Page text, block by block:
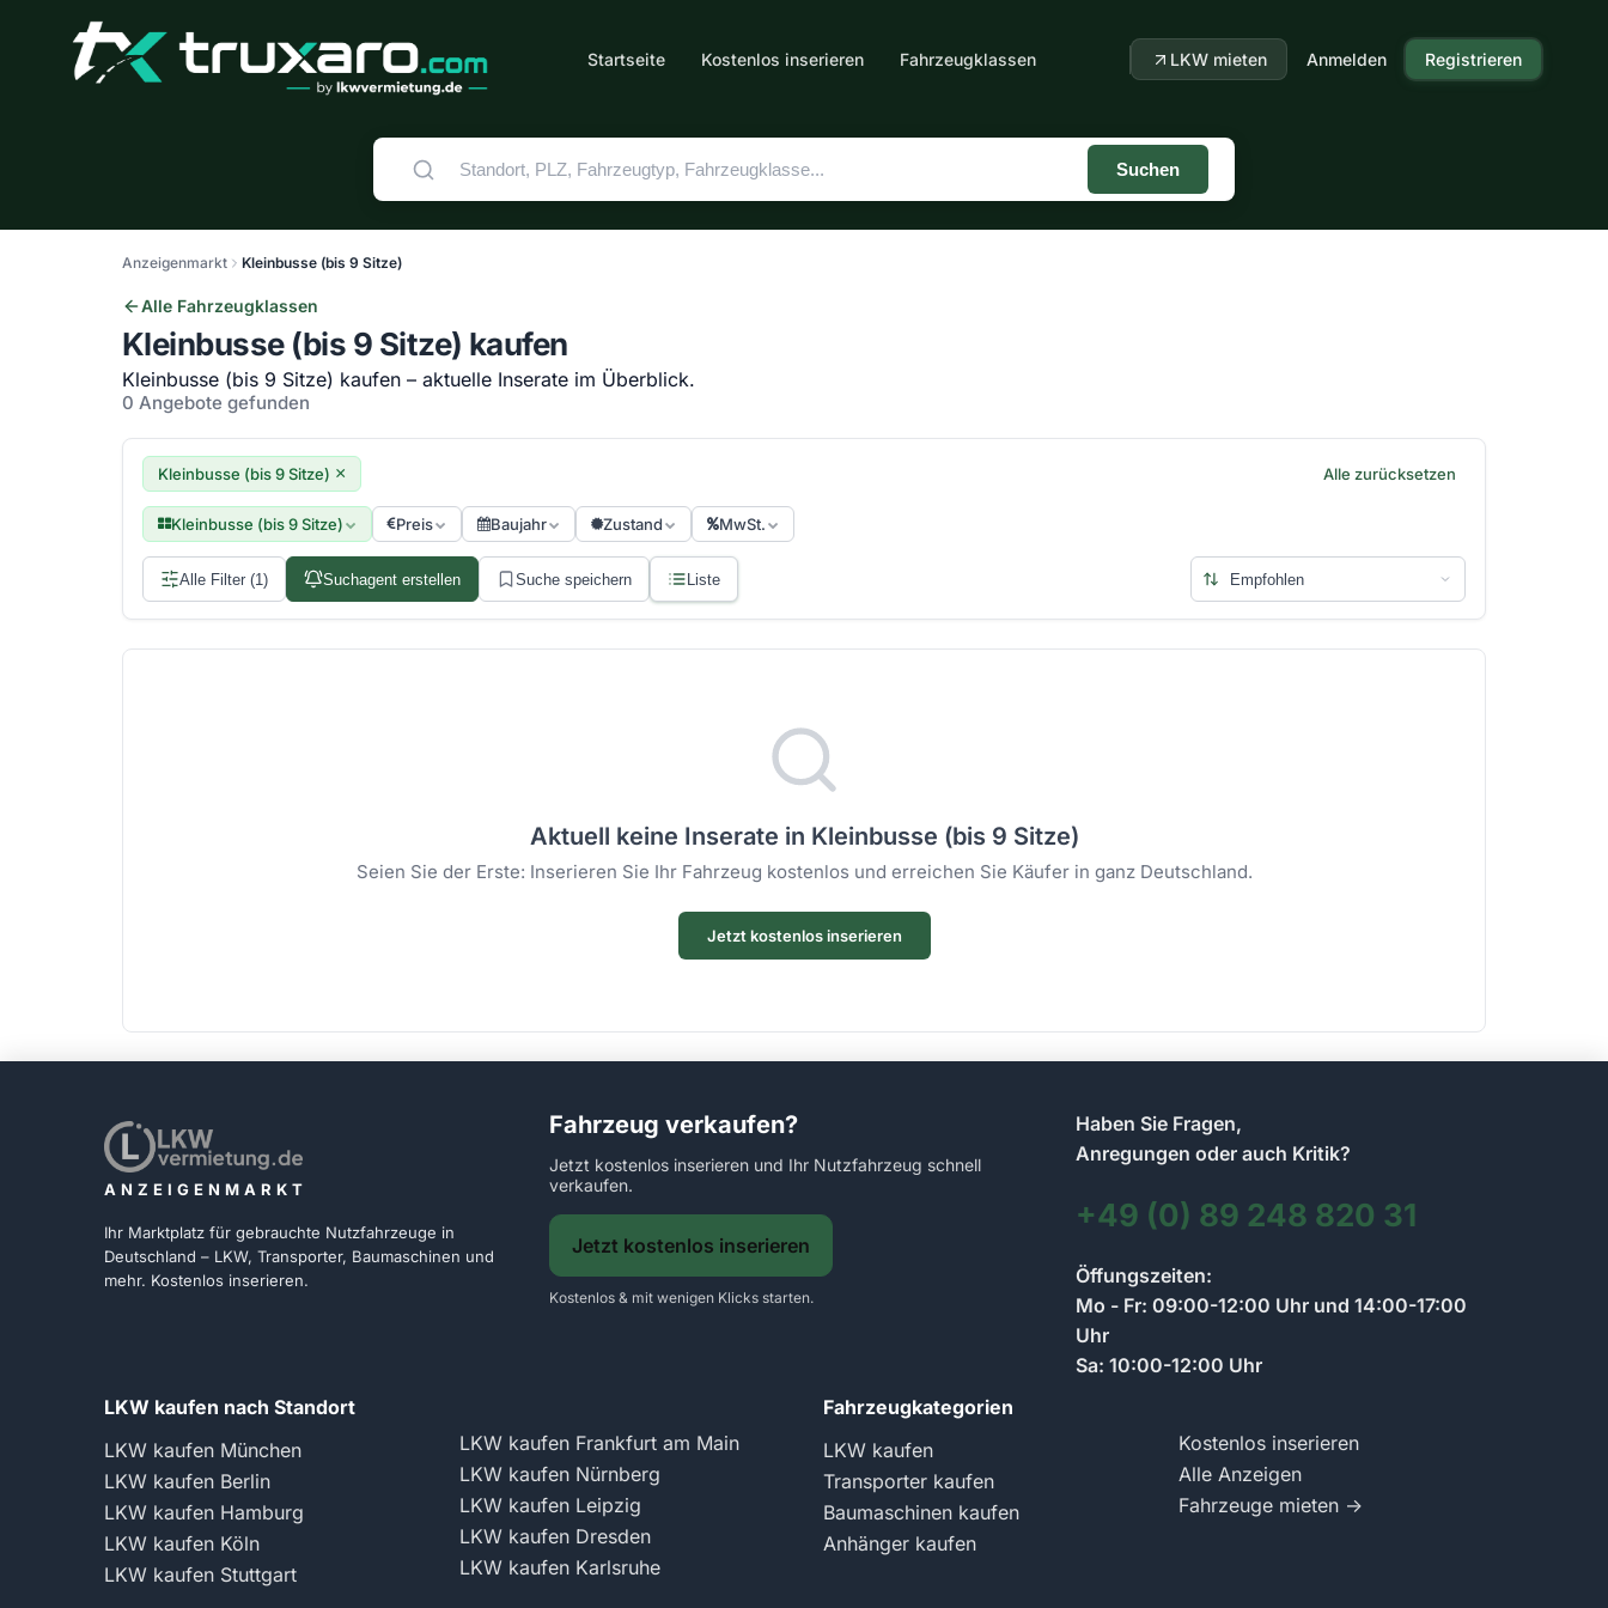
Startseite Kostenlos inserieren Fahrzeugklassen LKW mieten Anmelden Registrieren
Suchen
Anzeigenmarkt Kleinbusse (bis 9 Sitze)
Alle Fahrzeugklassen
Kleinbusse (bis 9 Sitze) kaufen
Kleinbusse (bis 9 Sitze) kaufen – aktuelle Inserate im Überblick.
0 Angebote gefunden
Kleinbusse (bis 9 Sitze) × Alle zurücksetzen
Kleinbusse (bis 9 Sitze) Preis Baujahr Zustand MwSt.
Alle Filter (1) Suchagent erstellen Suche speichern Liste
Aktuell keine Inserate in Kleinbusse (bis 9 Sitze)
Seien Sie der Erste: Inserieren Sie Ihr Fahrzeug kostenlos und erreichen Sie Käufer in ganz Deutschland.
Jetzt kostenlos inserieren
ANZEIGENMARKT
Ihr Marktplatz für gebrauchte Nutzfahrzeuge in
Deutschland – LKW, Transporter, Baumaschinen und
mehr. Kostenlos inserieren.
Fahrzeug verkaufen?
Jetzt kostenlos inserieren und Ihr Nutzfahrzeug schnell
verkaufen.
Jetzt kostenlos inserieren
Kostenlos & mit wenigen Klicks starten.
Haben Sie Fragen,
Anregungen oder auch Kritik?
+49 (0) 89 248 820 31
Öffungszeiten:
Mo - Fr: 09:00-12:00 Uhr und 14:00-17:00
Uhr
Sa: 10:00-12:00 Uhr
LKW kaufen nach Standort
LKW kaufen München
LKW kaufen Berlin
LKW kaufen Hamburg
LKW kaufen Köln
LKW kaufen Stuttgart
LKW kaufen Frankfurt am Main
LKW kaufen Nürnberg
LKW kaufen Leipzig
LKW kaufen Dresden
LKW kaufen Karlsruhe
Fahrzeugkategorien
LKW kaufen
Transporter kaufen
Baumaschinen kaufen
Anhänger kaufen
Kostenlos inserieren
Alle Anzeigen
Fahrzeuge mieten →
Kontakt zum Anzeigenmarkt-Team
Schreiben Sie uns Ihre Frage zum Anzeigenmarkt.